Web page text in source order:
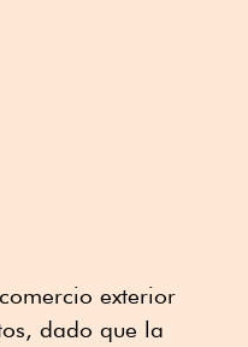
exterior
dado que la